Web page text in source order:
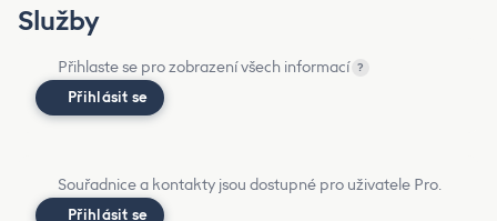
Služby
Přihlaste se pro zobrazení všech informací ?
Přihlásit se
Souřadnice a kontakty jsou dostupné pro uživatele Pro.
Přihlásit se